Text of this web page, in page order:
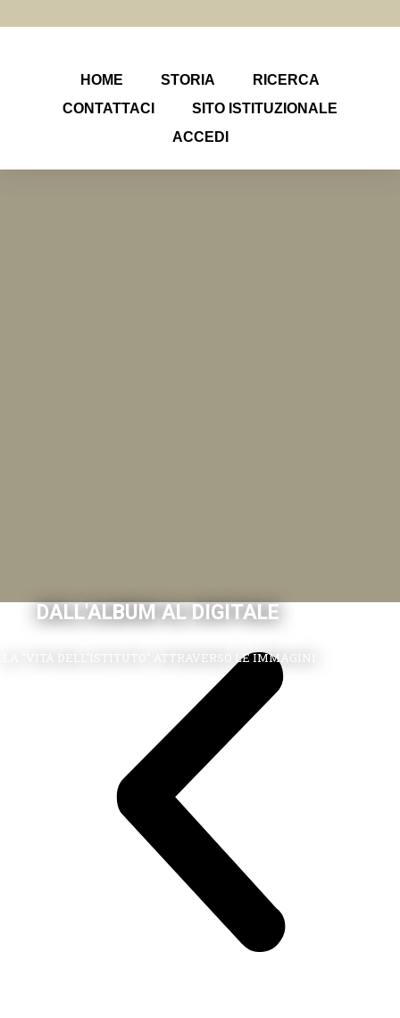
HOME STORIA
RICERCA
CONTATTACI
SITO ISTITUZIONALE
ACCEDI
DALL'ALBUM AL DIGITALE
.LA "VITA DELL'ISTITUTO" ATTRAVERSO LE IMMAGINI